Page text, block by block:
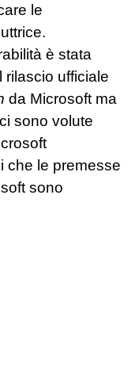
le
è stata
rilascio ufficiale
da Microsoft ma
sono volute
che le premesse
sono